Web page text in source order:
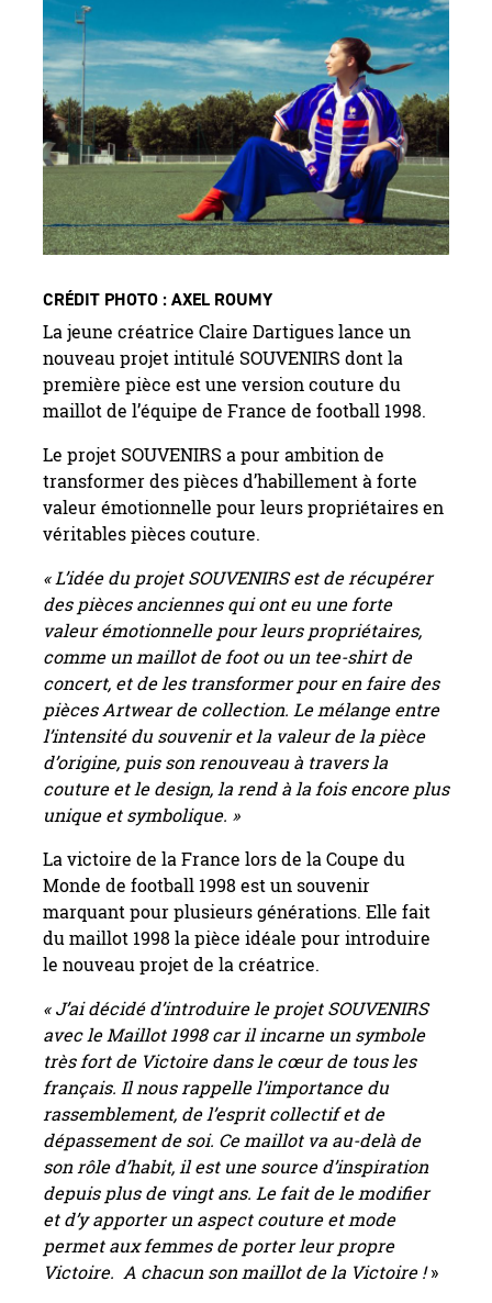
CRÉDIT PHOTO : AXEL ROUMY
La jeune créatrice Claire Dartigues lance un
nouveau projet intitulé SOUVENIRS dont la
première pièce est une version couture du
maillot de l’équipe de France de football 1998.
Le projet SOUVENIRS a pour ambition de
transformer des pièces d’habillement à forte
valeur émotionnelle pour leurs propriétaires en
véritables pièces couture.
« L’idée du projet SOUVENIRS est de récupérer
des pièces anciennes qui ont eu une forte
valeur émotionnelle pour leurs propriétaires,
comme un maillot de foot ou un tee-shirt de
concert, et de les transformer pour en faire des
pièces Artwear de collection. Le mélange entre
l’intensité du souvenir et la valeur de la pièce
d’origine, puis son renouveau à travers la
couture et le design, la rend à la fois encore plus
unique et symbolique. »
La victoire de la France lors de la Coupe du
Monde de football 1998 est un souvenir
marquant pour plusieurs générations. Elle fait
du maillot 1998 la pièce idéale pour introduire
le nouveau projet de la créatrice.
« J’ai décidé d’introduire le projet SOUVENIRS
avec le Maillot 1998 car il incarne un symbole
très fort de Victoire dans le cœur de tous les
français. Il nous rappelle l’importance du
rassemblement, de l’esprit collectif et de
dépassement de soi. Ce maillot va au-delà de
son rôle d’habit, il est une source d’inspiration
depuis plus de vingt ans. Le fait de le modifier
et d’y apporter un aspect couture et mode
permet aux femmes de porter leur propre
Victoire. A chacun son maillot de la Victoire !»